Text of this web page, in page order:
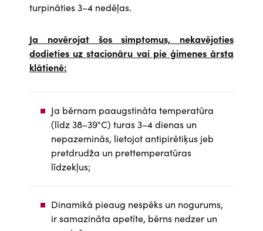
turpināties 3–4 nedēļas.
Ja novērojat šos simptomus, nekavējoties
dodieties uz stacionāru vai pie ģimenes ārsta
klātienē:
Ja bērnam paaugstināta temperatūra
(līdz 38–39°C) turas 3–4 dienas un
nepazeminās, lietojot antipirētiķus jeb
pretdrudža un prettemperatūras
līdzekļus;
Dinamikā pieaug nespēks un nogurums,
ir samazināta apetīte, bērns nedzer un